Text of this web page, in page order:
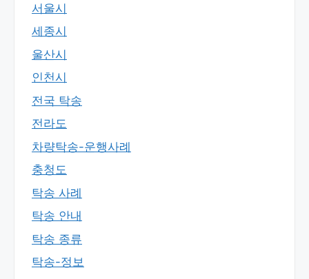
서울시
세종시
울산시
인천시
전국 탁송
전라도
차량탁송-운행사례
충청도
탁송 사례
탁송 안내
탁송 종류
탁송-정보